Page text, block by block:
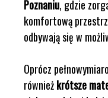
Poznaniu, gdzie
komfortową
odbywają się w
Oprócz
równieżkrótsze